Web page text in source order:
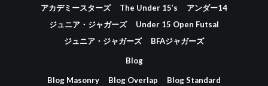
アカデミースターズ
The Under 15’s
アンダー14
ジュニア・ジャガーズ
Under 15 Open Futsal
ジュニア・ジャガーズ
BFAジャガーズ
Blog
Blog Masonry Blog Overlap
Blog Standard